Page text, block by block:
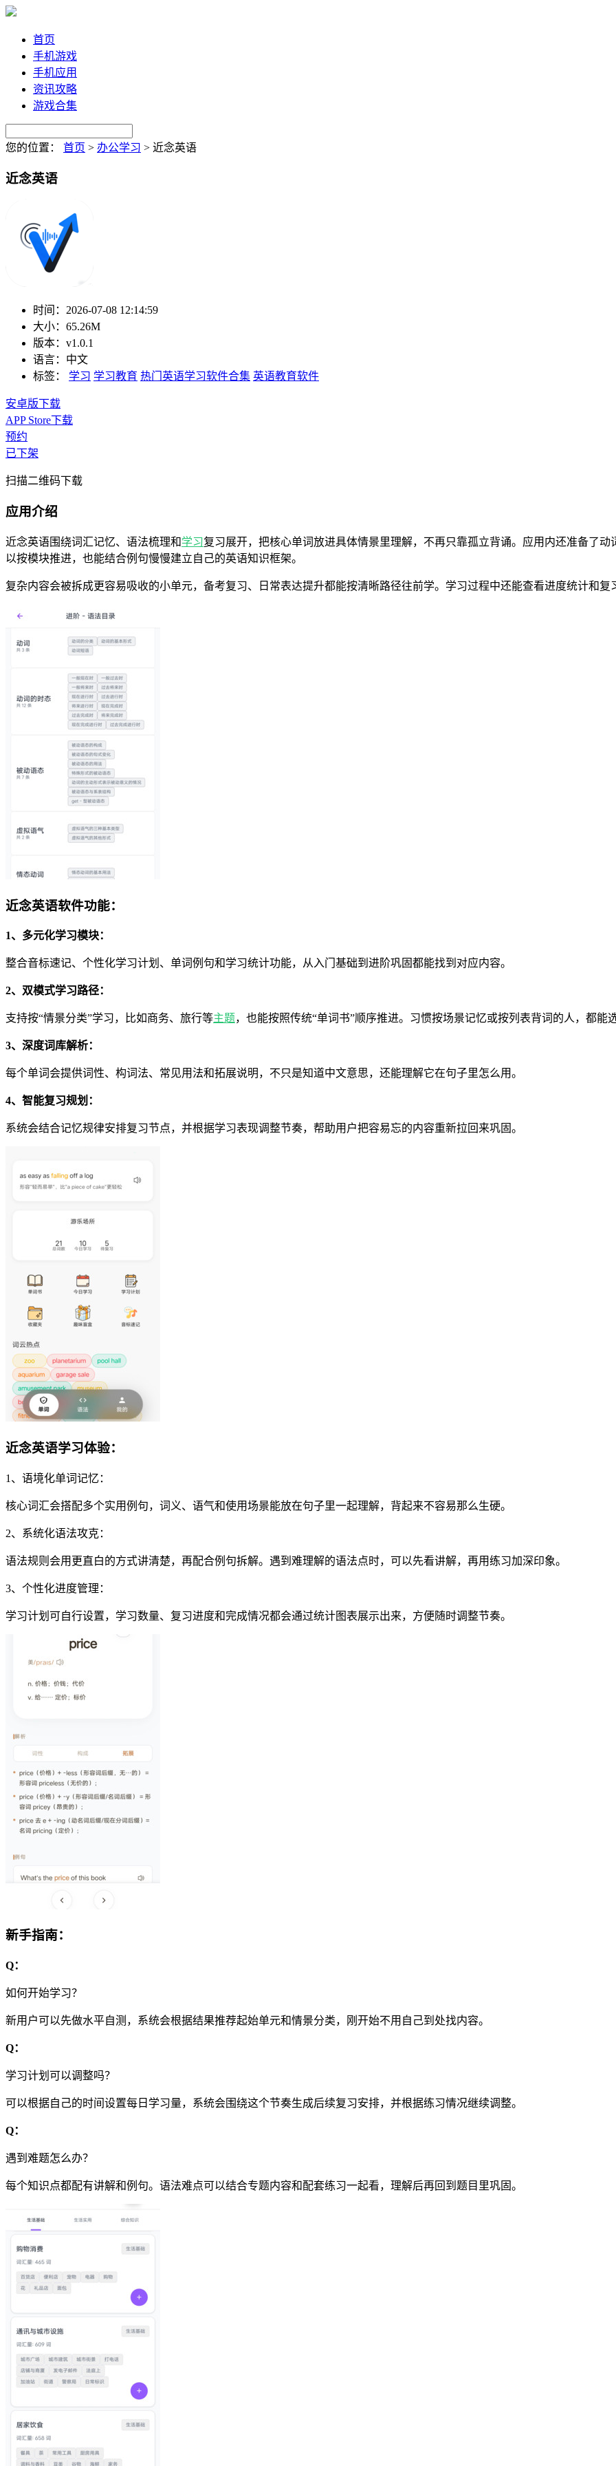
首页
手机游戏
手机应用
资讯攻略
游戏合集
您的位置： 首页 > 办公学习 > 近念英语
近念英语
时间： 2026-07-08 12:14:59
大小： 65.26M
版本： v1.0.1
语言： 中文
标签：
学习 学习教育 热门英语学习软件合集 英语教育软件
安卓版下载
APP Store下载
预约
已下架
扫描二维码下载
应用介绍
近念英语围绕词汇记忆、语法梳理和学习复习展开，把核心单词放进具体情景里理解，不再只靠孤立背诵。应用内还准备了
以按模块推进，也能结合例句慢慢建立自己的英语知识框架。
复杂内容会被拆成更容易吸收的小单元，备考复习、日常表达提升都能按清晰路径往前学。学习过程中还能查看进度统计和
近念英语软件功能：
1、多元化学习模块：
整合音标速记、个性化学习计划、单词例句和学习统计功能，从入门基础到进阶巩固都能找到对应内容。
2、双模式学习路径：
支持按“情景分类”学习，比如商务、旅行等主题，也能按照传统“单词书”顺序推进。习惯按场景记忆或按列表背词的人，都能
3、深度词库解析：
每个单词会提供词性、构词法、常见用法和拓展说明，不只是知道中文意思，还能理解它在句子里怎么用。
4、智能复习规划：
系统会结合记忆规律安排复习节点，并根据学习表现调整节奏，帮助用户把容易忘的内容重新拉回来巩固。
近念英语学习体验：
1、语境化单词记忆：
核心词汇会搭配多个实用例句，词义、语气和使用场景能放在句子里一起理解，背起来不容易那么生硬。
2、系统化语法攻克：
语法规则会用更直白的方式讲清楚，再配合例句拆解。遇到难理解的语法点时，可以先看讲解，再用练习加深印象。
3、个性化进度管理：
学习计划可自行设置，学习数量、复习进度和完成情况都会通过统计图表展示出来，方便随时调整节奏。
新手指南：
Q：
如何开始学习？
新用户可以先做水平自测，系统会根据结果推荐起始单元和情景分类，刚开始不用自己到处找内容。
Q：
学习计划可以调整吗？
可以根据自己的时间设置每日学习量，系统会围绕这个节奏生成后续复习安排，并根据练习情况继续调整。
Q：
遇到难题怎么办？
每个知识点都配有讲解和例句。语法难点可以结合专题内容和配套练习一起看，理解后再回到题目里巩固。